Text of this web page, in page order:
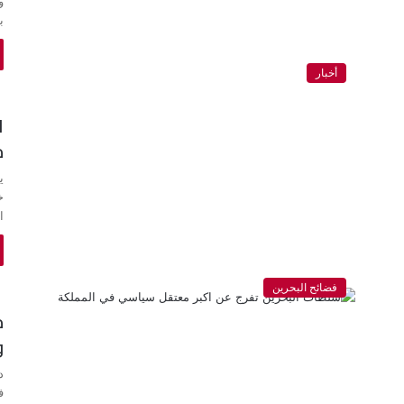
أخبار
فضائح البحرين